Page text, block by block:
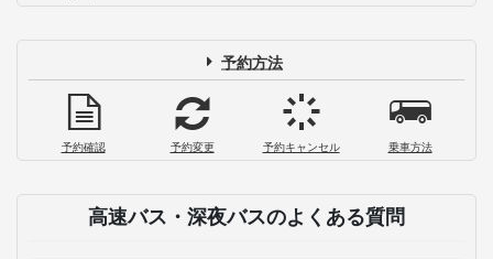
予約方法
予約確認 予約変更 予約キャンセル 乗車方法
高速バス・深夜バスのよくある質問